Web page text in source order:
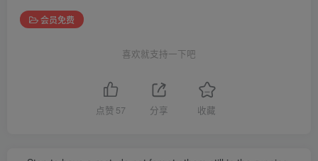
会员免费
喜欢就支持一下吧
点赞 57 分享 收藏